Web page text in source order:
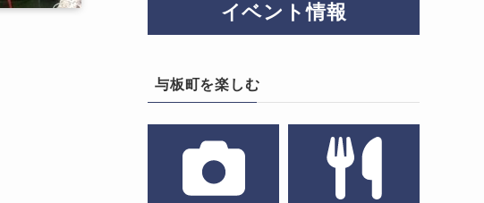
イベント情報
与板町を楽しむ